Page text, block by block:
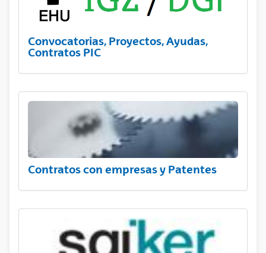
Convocatorias, Proyectos, Ayudas,
Contratos PIC
Contratos con empresas y Patentes